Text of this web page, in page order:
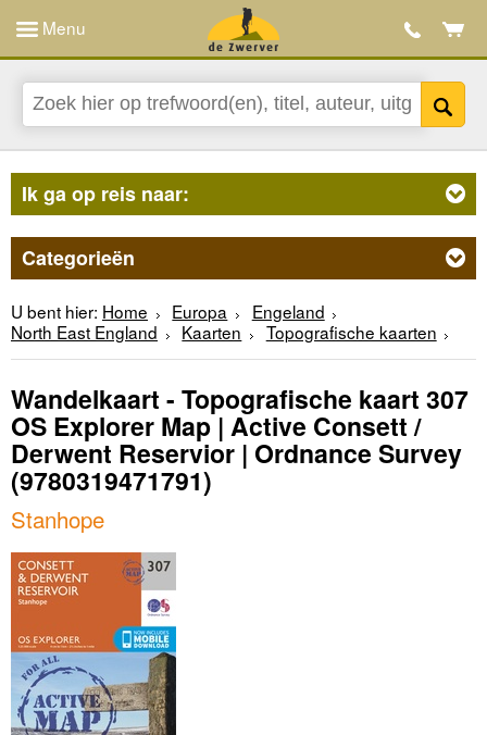
Menu
Ik ga op reis naar:
Categorieën
U bent hier: Home Europa
Engeland
North East England
Kaarten Topografische kaarten
Wandelkaart - Topografische kaart 307
OS Explorer Map | Active Consett /
Derwent Reservior | Ordnance Survey
(9780319471791)
Stanhope